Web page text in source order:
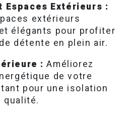
Espaces Extérieurs :
extérieurs
élégants pour profiter
détente en plein air.
: Améliorez
de votre
pour une isolation
qualité.